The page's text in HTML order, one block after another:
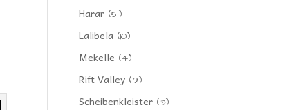
Harar (5)
Lalibela (10)
Mekelle (4)
Rift Valley (9)
Scheibenkleister (13)